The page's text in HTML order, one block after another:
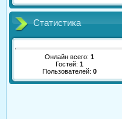
Статистика
Онлайн всего: 1
Гостей: 1
Пользователей: 0